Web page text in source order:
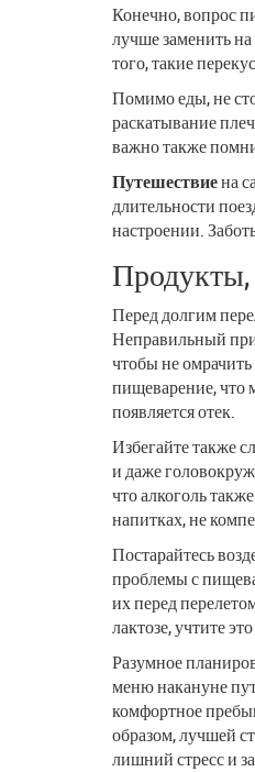
Конечно, вопрос
лучше заменить
того, такие
Помимо еды, не
раскатывание
важно также
Путешествиена
длительности
настроении.
Продукты,
Перед долгим
Неправильный
чтобы не
пищеварение, что
появляется отек.
Избегайте также
и даже
что алкоголь
напитках, не
Постарайтесь
проблемы с
их перед
лактозе, учтите
Разумное
меню накануне
комфортное
образом, лучшей
лишний стресс и